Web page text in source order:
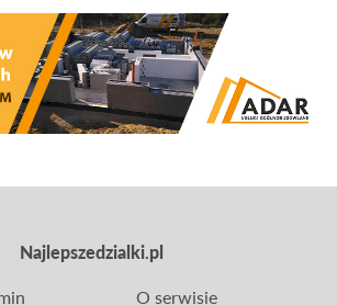
Najlepszedzialki.pl
O serwisie